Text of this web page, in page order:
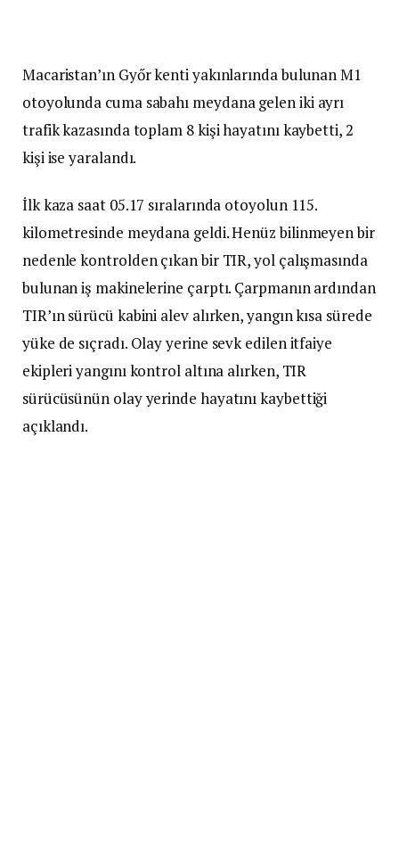
Macaristan’ın Győr kenti yakınlarında bulunan M1
otoyolunda cuma sabahı meydana gelen iki ayrı
trafik kazasında toplam 8 kişi hayatını kaybetti, 2
kişi ise yaralandı.
İlk kaza saat 05.17 sıralarında otoyolun 115.
kilometresinde meydana geldi. Henüz bilinmeyen bir
nedenle kontrolden çıkan bir TIR, yol çalışmasında
bulunan iş makinelerine çarptı. Çarpmanın ardından
TIR’ın sürücü kabini alev alırken, yangın kısa sürede
yüke de sıçradı. Olay yerine sevk edilen itfaiye
ekipleri yangını kontrol altına alırken, TIR
sürücüsünün olay yerinde hayatını kaybettiği
açıklandı.